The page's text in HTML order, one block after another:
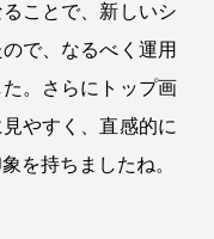
ことで、新しいシ
で、なるべく運用
。さらにトップ画
やすく、直感的に
を持ちましたね。